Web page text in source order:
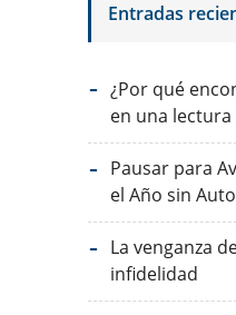
Entradas
¿Por qué
en una lectura
Pausar para
el Año sin
La venganza
infidelidad